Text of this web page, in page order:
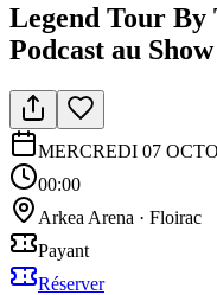
Legend Tour By
Podcast au Show
MERCREDI 07
00:00
Arkea Arena · Floirac
Payant
Réserver